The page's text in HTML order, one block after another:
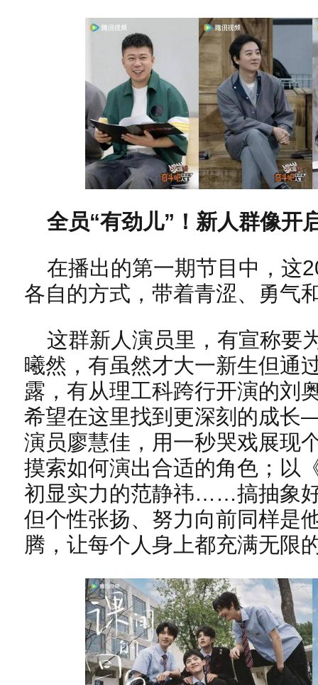
全员“有劲儿”！新人群像开
在播出的第一期节目中，这
各自的方式，带着青涩、勇气
这群新人演员里，有宣称要
曦然，有虽然才大一新生但通
露，有从理工科跨行开演的刘
希望在这里找到更深刻的成
演员廖慧佳，用一秒哭戏展现
摸索如何演出合适的角色；以
初显实力的范静祎……搞抽象
但个性张扬、努力向前同样是
腾，让每个人身上都充满无限